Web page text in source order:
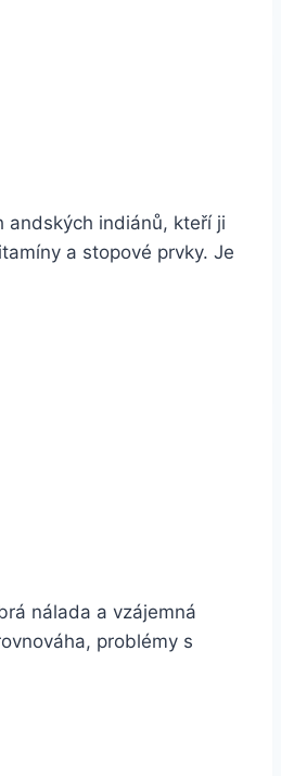
andských indiánů, kteří ji
a stopové prvky. Je
nálada a vzájemná
problémy s